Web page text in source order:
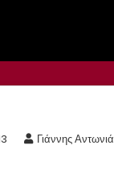
Γιάννης